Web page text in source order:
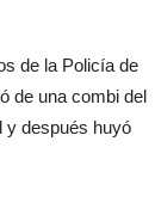
de la Policía de
de una combi del
y después huyó